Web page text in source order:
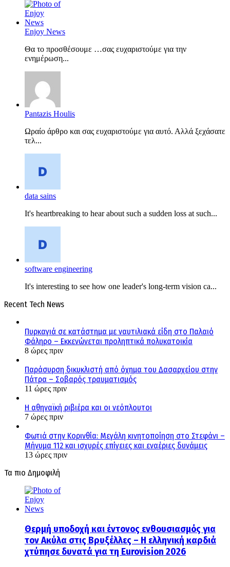
Enjoy News
Θα το προσθέσουμε …σας ευχαριστούμε για την
ενημέρωση...
Pantazis Houlis
Ωραίο άρθρο και σας ευχαριστούμε για αυτό. Αλλά ξεχάσατε
τελ...
data sains
It's heartbreaking to hear about such a sudden loss at such...
software engineering
It's interesting to see how one leader's long-term vision ca...
Recent Tech News
Πυρκαγιά σε κατάστημα με ναυτιλιακά είδη στο Παλαιό
Φάληρο – Εκκενώνεται προληπτικά πολυκατοικία
8 ώρες πριν
Παράσυρση δικυκλιστή από όχημα του Δασαρχείου στην
Πάτρα – Σοβαρός τραυματισμός
11 ώρες πριν
Η αθηναϊκή ριβιέρα και οι νεόπλουτοι
7 ώρες πριν
Φωτιά στην Κορινθία: Μεγάλη κινητοποίηση στο Στεφάνι –
Μήνυμα 112 και ισχυρές επίγειες και εναέριες δυνάμεις
13 ώρες πριν
Τα πιο Δημοφιλή
Θερμή υποδοχή και έντονος ενθουσιασμός για
τον Ακύλα στις Βρυξέλλες – Η ελληνική καρδιά
χτύπησε δυνατά για τη Eurovision 2026